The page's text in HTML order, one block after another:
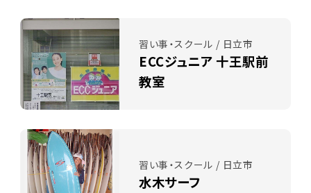
習い事・スクール / 日立市
ECCジュニア 十王駅前
教室
習い事・スクール / 日立市
水木サーフ